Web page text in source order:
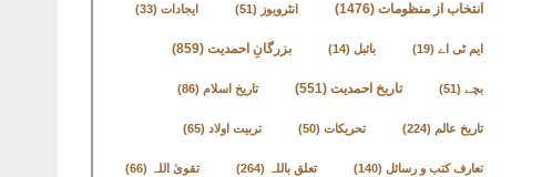
انتخاب از منظومات(1476) انٹرویوز (51) ایجادات(33)
ایم ٹی اے(19) بائبل (14) بزرگانِ احمدیت(859)
بچے (51) تاریخ احمدیت(551) تاریخ اسلام (86)
تاریخ عالم (224) تحریکات(50) تربیت اولاد(65)
تعارف کتب و رسائل (140) تعلق باللہ (264) تقویٰ اللہ (66)